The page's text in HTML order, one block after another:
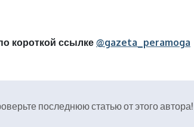
короткой ссылке @gazeta_peramoga
последнюю статью от этого автора!